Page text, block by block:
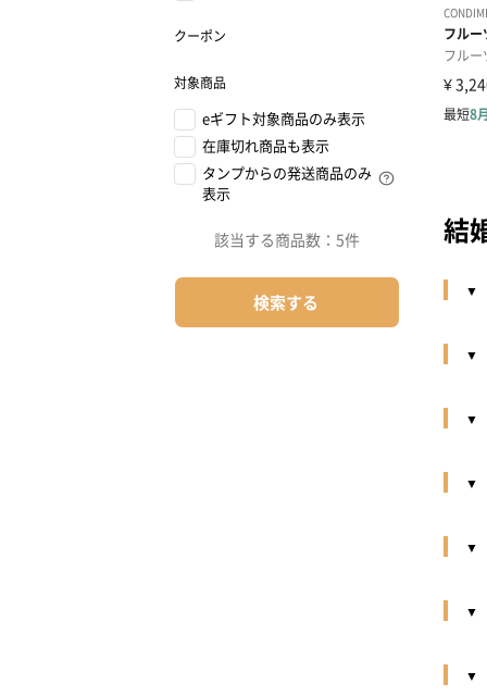
クーポン
対象商品
eギフト対象商品のみ表示
在庫切れ商品も表示
タンプからの発送商品のみ
表示
該当する商品数： 5件
検索する
結